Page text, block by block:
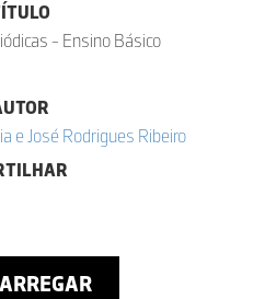
- Ensino Básico
e José Rodrigues Ribeiro